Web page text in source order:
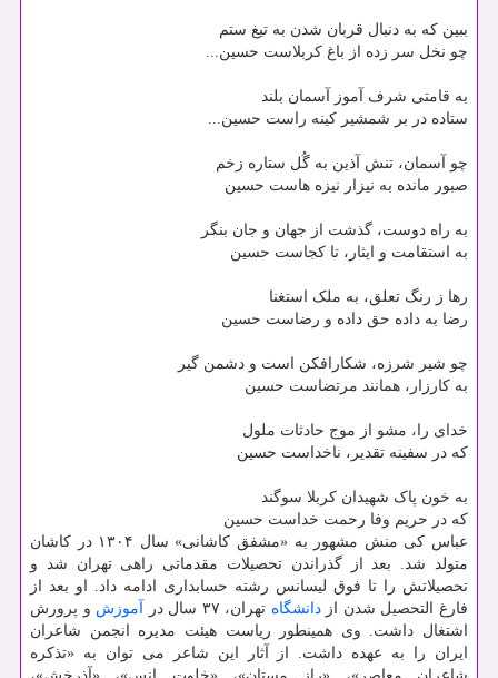
ببین که به دنبال قربان شدن به تیغ ستم
چو نخل سر زده از باغ کربلاست حسین...
به قامتی شرف آموز آسمان بلند
ستاده در بر شمشیر کینه راست حسین...
چو آسمان، تنش آذین به گُل ستاره زخم
صبور مانده به نیزار نیزه هاست حسین
به راه دوست، گذشت از جهان و جان بنگر
به استقامت و ایثار، تا کجاست حسین
رها ز رنگ تعلق، به ملک استغنا
رضا به داده حق داده و رضاست حسین
چو شیر شرزه، شکارافکن است و دشمن گیر
به کارزار، همانند مرتضاست حسین
خدای را، مشو از موج حادثات ملول
که در سفینه تقدیر، ناخداست حسین
به خون پاک شهیدان کربلا سوگند
که در حریم وفا رحمت خداست حسین
عباس کی منش مشهور به «مشفق کاشانی» سال ۱۳۰۴ در کاشان
متولد شد. بعد از گذراندن تحصیلات مقدماتی راهی تهران شد و
تحصیلاتش را تا فوق لیسانس رشته حسابداری ادامه داد. او بعد از
فارغ التحصیل شدن ازدانشگاه تهران، ۳۷ سال در آموزش و پرورش
اشتغال داشت. وی همینطور ریاست هیئت مدیره انجمن شاعران
ایران را به عهده داشت. از آثار این شاعر می توان به «تذکره
شاعران معاصر»، «راز مستان»، «خلوت انس»، «آذرخش»،